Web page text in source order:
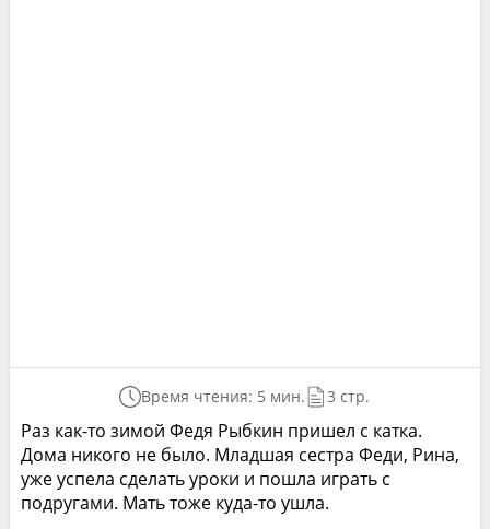
Время чтения: 5 мин. 3 стр.
Раз как-то зимой Федя Рыбкин пришел с катка.
Дома никого не было. Младшая сестра Феди, Рина,
уже успела сделать уроки и пошла играть с
подругами. Мать тоже куда-то ушла.